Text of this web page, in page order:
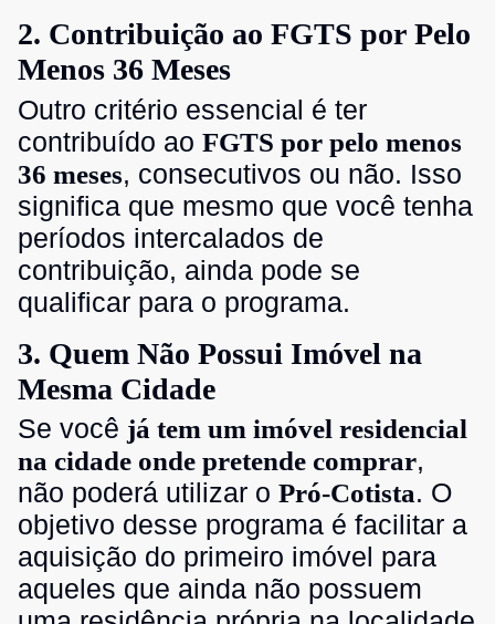
2. Contribuição ao FGTS por Pelo
Menos 36 Meses
Outro critério essencial é ter
contribuído ao FGTS por pelo menos
36 meses, consecutivos ou não. Isso
significa que mesmo que você tenha
períodos intercalados de
contribuição, ainda pode se
qualificar para o programa.
3. Quem Não Possui Imóvel na
Mesma Cidade
Se você já tem um imóvel residencial
na cidade onde pretende comprar,
não poderá utilizar o Pró-Cotista. O
objetivo desse programa é facilitar a
aquisição do primeiro imóvel para
aqueles que ainda não possuem